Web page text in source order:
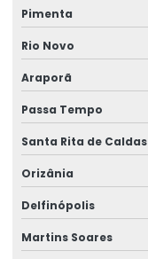
Pimenta
Rio Novo
Araporã
Passa Tempo
Santa Rita de Caldas
Orizânia
Delfinópolis
Martins Soares